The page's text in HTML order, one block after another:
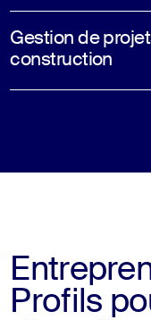
Gestion de
construction
Profils